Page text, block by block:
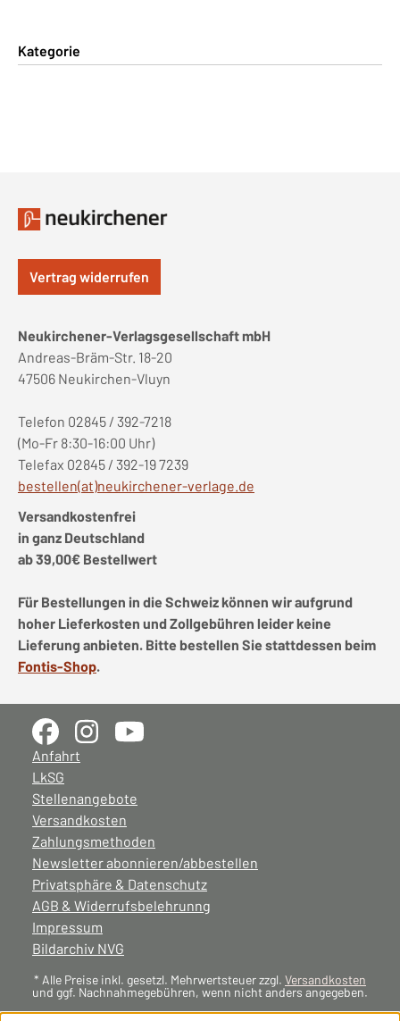
Kategorie
Vertrag widerrufen
Neukirchener-Verlagsgesellschaft mbH
Andreas-Bräm-Str. 18-20
47506 Neukirchen-Vluyn
Telefon 02845 / 392-7218
(Mo-Fr 8:30-16:00 Uhr)
Telefax 02845 / 392-19 7239
bestellen(at)neukirchener-verlage.de
Versandkostenfrei
in ganz Deutschland
ab 39,00€ Bestellwert
Für Bestellungen in die Schweiz können wir aufgrund
hoher Lieferkosten und Zollgebühren leider keine
Lieferung anbieten. Bitte bestellen Sie stattdessen beim
Fontis-Shop.
Anfahrt
LkSG
Stellenangebote
Versandkosten
Zahlungsmethoden
Newsletter abonnieren/abbestellen
Privatsphäre & Datenschutz
AGB & Widerrufsbelehrunng
Impressum
Bildarchiv NVG
* Alle Preise inkl. gesetzl. Mehrwertsteuer zzgl. Versandkosten
und ggf. Nachnahmegebühren, wenn nicht anders angegeben.